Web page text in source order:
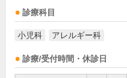
診療科目
小児科 アレルギー科
診療/受付時間・休診日